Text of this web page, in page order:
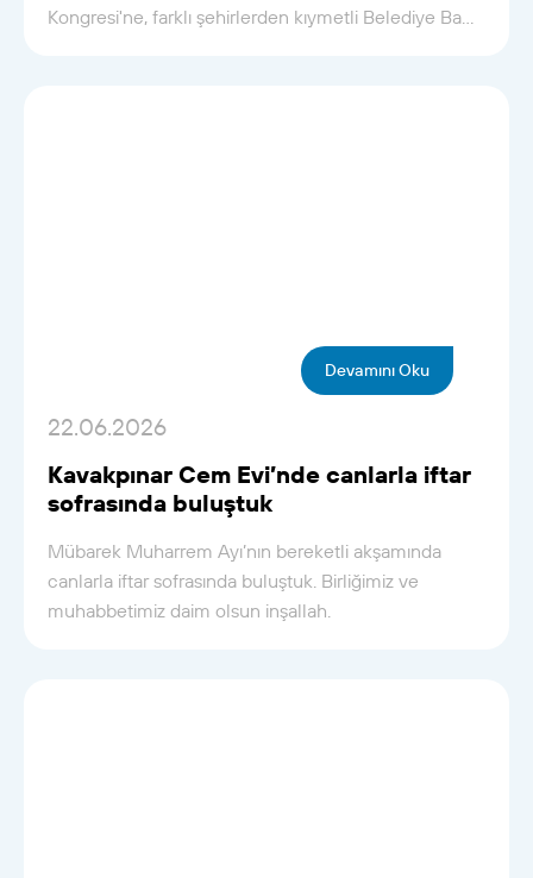
Kongresi'ne, farklı şehirlerden kıymetli Belediye Ba...
Devamını Oku
22.06.2026
Kavakpınar Cem Evi’nde canlarla iftar
sofrasında buluştuk
Mübarek Muharrem Ayı’nın bereketli akşamında
canlarla iftar sofrasında buluştuk. Birliğimiz ve
muhabbetimiz daim olsun inşallah.